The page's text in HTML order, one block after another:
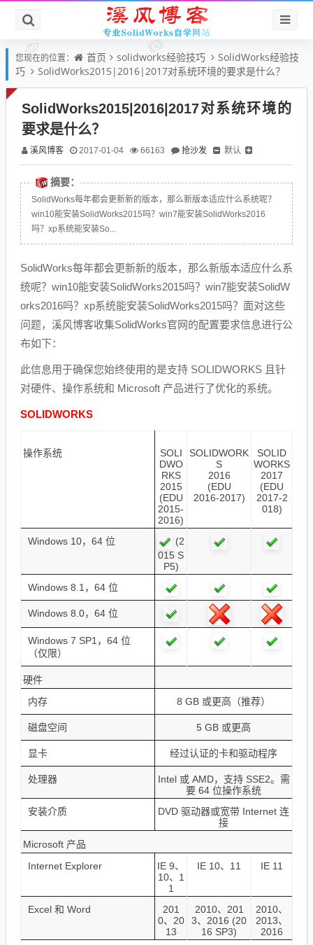
您现在的位置： 首页 solidworks经验技巧
SolidWorks经验技
巧
SolidWorks2015|2016|2017对系统环境的要求是什么？
SolidWorks2015|2016|2017对系统环境的
要求是什么？
溪风博客 2017-01-04 66163 抢沙发 默认
摘要：
SolidWorks每年都会更新新的版本，那么新版本适应什么系统呢？
win10能安装SolidWorks2015吗？win7能安装SolidWorks2016
吗？xp系统能安装So...
SolidWorks每年都会更新新的版本，那么新版本适应什么系
统呢？win10能安装SolidWorks2015吗？win7能安装SolidW
orks2016吗？xp系统能安装SolidWorks2015吗？面对这些
问题，溪风博客收集SolidWorks官网的配置要求信息进行公
布如下：
此信息用于确保您始终使用的是支持 SOLIDWORKS 且针
对硬件、操作系统和 Microsoft 产品进行了优化的系统。
SOLIDWORKS
操作系统
SOLI
DWO
RKS
2015
(EDU
2015-
2016)
SOLIDWORK
S
2016
(EDU
2016-2017)
SOLID
WORKS
2017
(EDU
2017-2
018)
Windows 10，64 位
(2
015 S
P5)
Windows 8.1，64 位
Windows 8.0，64 位
Windows 7 SP1，64 位
（仅限）
硬件
内存
8 GB 或更高（推荐）
磁盘空间 5 GB 或更高
显卡 经过认证的卡和驱动程序
处理器
Intel 或 AMD，支持 SSE2。需
要 64 位操作系统
安装介质
DVD 驱动器或宽带 Internet 连
接
Microsoft 产品
Internet Explorer
IE 9、
10、1
1
IE 10、11 IE 11
Excel 和 Word
201
0、20
13
2010、201
3、2016 (20
16 SP3)
2010、
2013、
2016